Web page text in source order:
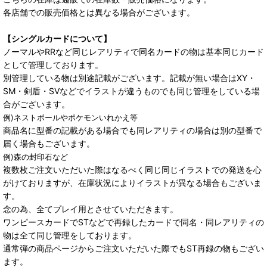
各店舗での販売価格とは異なる場合がございます。
【シングルカードについて】
ノーマルやRRなど同じレアリティで同名カードの物は基本同じカード
として管理しております。
別管理している物は別途記載がございます。記載が無い場合はXY・
SM・剣盾・SVなどでイラストが違うものでも同じ管理をしている場
合がございます。
例)ネストボールやポケモンいれかえ等
商品名に型番の記載がある場合でも同レアリティの場合は別の型番で
届く場合もございます。
例)森の封印石など
複数枚ご注文いただいた際はなるべく同じ同じイラストでの発送を心
がけておりますが、在庫状況によりイラストが異なる場合もございま
す。
念の為、全てプレイ用とさせていただきます。
ワンピースカードでSTなどで再録したカードで同名・同レアリティの
物は全て同じ管理をしております。
通常弾の商品ページからご注文いただいた際でもST再録の物もござい
ます。